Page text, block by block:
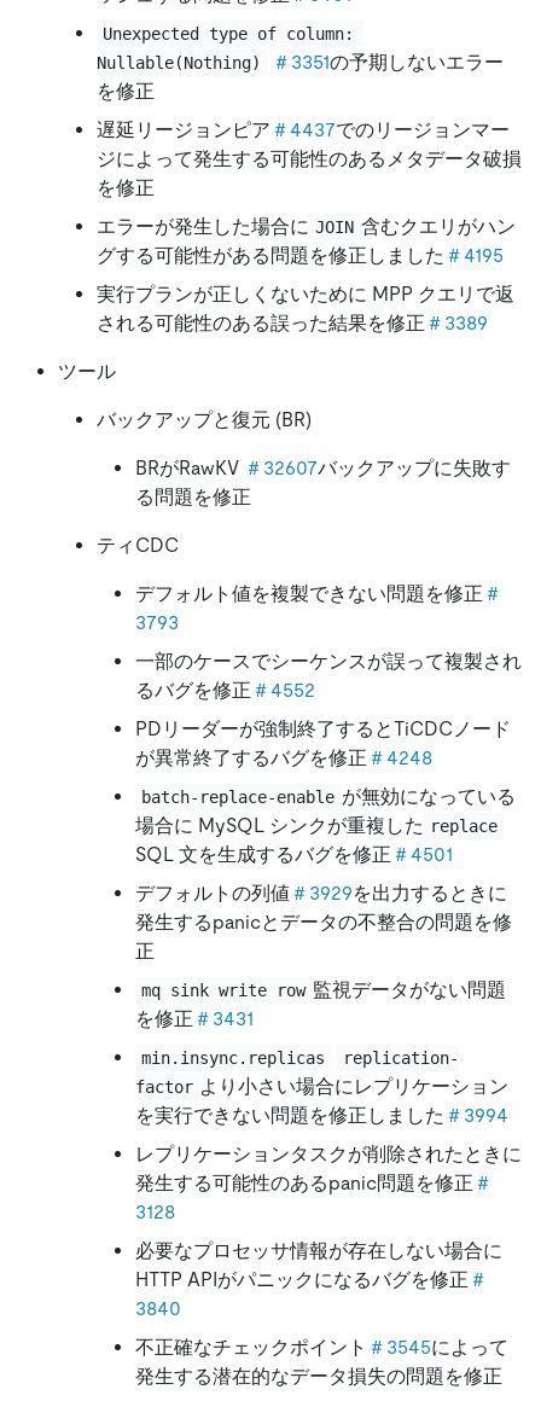
Unexpected type of column:
Nullable(Nothing)
＃3351の予期しないエラー
を修正
遅延リージョンピア ＃4437でのリージョンマー
ジによって発生する可能性のあるメタデータ破損
を修正
エラーが発生した場合に JOIN 含むクエリがハン
グする可能性がある問題を修正しました ＃4195
実行プランが正しくないために MPP クエリで返
される可能性のある誤った結果を修正 ＃3389
ツール
バックアップと復元 (BR)
BRがRawKV ＃32607バックアップに失敗す
る問題を修正
ティCDC
デフォルト値を複製できない問題を修正 ＃
3793
一部のケースでシーケンスが誤って複製され
るバグを修正 ＃4552
PDリーダーが強制終了するとTiCDCノード
が異常終了するバグを修正 ＃4248
batch-replace-enable が無効になっている
場合に MySQL シンクが重複した replace
SQL 文を生成するバグを修正 ＃4501
デフォルトの列値 ＃3929を出力するときに
発生するpanicとデータの不整合の問題を修
正
mq sink write row 監視データがない問題
を修正 ＃3431
min.insync.replicas
replication-
factor より小さい場合にレプリケーション
を実行できない問題を修正しました ＃3994
レプリケーションタスクが削除されたときに
発生する可能性のあるpanic問題を修正 ＃
3128
必要なプロセッサ情報が存在しない場合に
HTTP APIがパニックになるバグを修正 ＃
3840
不正確なチェックポイント ＃3545によって
発生する潜在的なデータ損失の問題を修正